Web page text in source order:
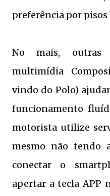
preferência por
No mais, outras
multimídia
vindo do Polo)
funcionamento
motorista utilize
mesmo não tendo
conectar o
apertar a tecla APP